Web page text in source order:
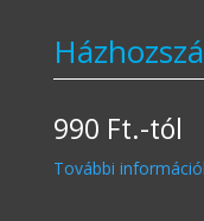
990 Ft.-tól
További